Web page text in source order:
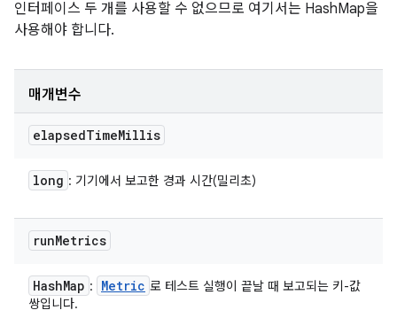
인터페이스 두 개를 사용할 수 없으므로 여기서는 HashMap을
사용해야 합니다.
매개변수
elapsedTimeMillis
long : 기기에서 보고한 경과 시간(밀리초)
runMetrics
HashMap : Metric 로 테스트 실행이 끝날 때 보고되는 키-값
쌍입니다.